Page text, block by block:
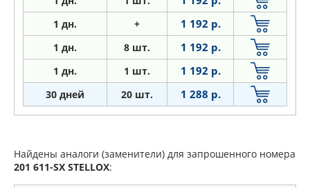
1 дн. + 1 192 р.
1 дн. 8 шт. 1 192 р.
1 дн. 1 шт. 1 192 р.
30 дней 20 шт. 1 288 р.
Найдены аналоги (заменители) для запрошенного номера
201 611-SX STELLOX: